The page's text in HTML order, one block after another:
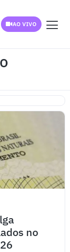
AO VIVO
no